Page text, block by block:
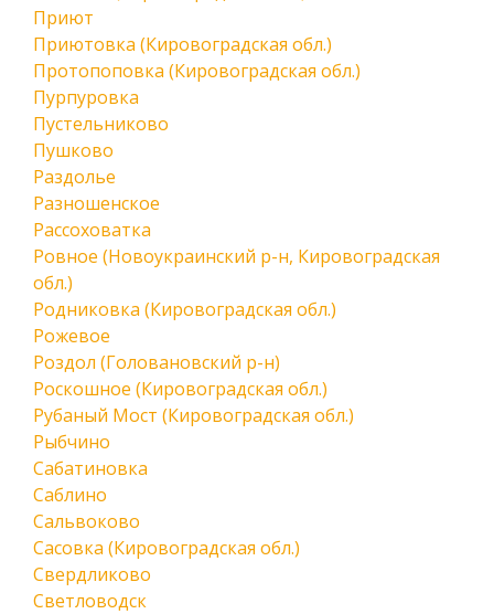
Приют
Приютовка (Кировоградская обл.)
Протопоповка (Кировоградская обл.)
Пурпуровка
Пустельниково
Пушково
Раздолье
Разношенское
Рассоховатка
Ровное (Новоукраинский р-н, Кировоградская
обл.)
Родниковка (Кировоградская обл.)
Рожевое
Роздол (Головановский р-н)
Роскошное (Кировоградская обл.)
Рубаный Мост (Кировоградская обл.)
Рыбчино
Сабатиновка
Саблино
Сальвоково
Сасовка (Кировоградская обл.)
Свердликово
Светловодск